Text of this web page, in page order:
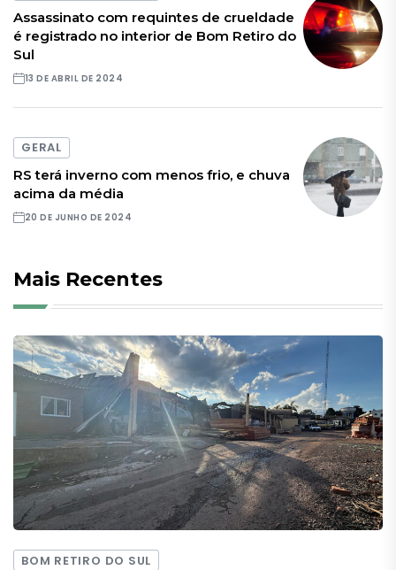
Assassinato com requintes de crueldade
é registrado no interior de Bom Retiro do
Sul
13 DE ABRIL DE 2024
GERAL
RS terá inverno com menos frio, e chuva
acima da média
20 DE JUNHO DE 2024
Mais Recentes
BOM RETIRO DO SUL